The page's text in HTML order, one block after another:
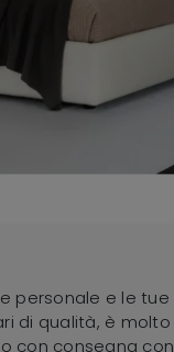
personale e le tue
di qualità, è molto
con consegna con